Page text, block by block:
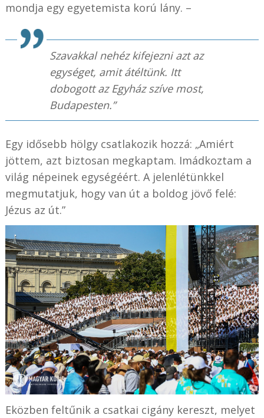
mondja egy egyetemista korú lány. –
Szavakkal nehéz kifejezni azt az
egységet, amit átéltünk. Itt
dobogott az Egyház szíve most,
Budapesten.”
Egy idősebb hölgy csatlakozik hozzá: „Amiért
jöttem, azt biztosan megkaptam. Imádkoztam a
világ népeinek egységéért. A jelenlétünkkel
megmutatjuk, hogy van út a boldog jövő felé:
Jézus az út.”
Eközben feltűnik a csatkai cigány kereszt, melyet